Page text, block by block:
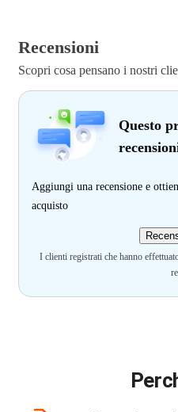
Recensioni
Scopri cosa pensano i nostri
Questo
Aggiungi una recensione e
acquisto
I clienti registrati che hanno